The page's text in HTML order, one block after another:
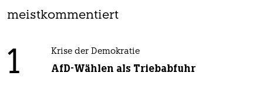
meistkommentiert
1 Krise der Demokratie
AfD-Wählen als Triebabfuhr